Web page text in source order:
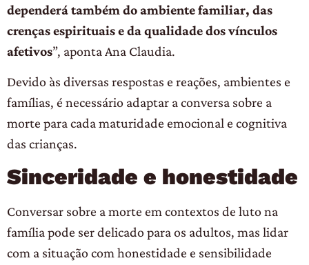
dependerá também do ambiente familiar, das
crenças espirituais e da qualidade dos vínculos
afetivos”, aponta Ana Claudia.
Devido às diversas respostas e reações, ambientes e
famílias, é necessário adaptar a conversa sobre a
morte para cada maturidade emocional e cognitiva
das crianças.
Sinceridade e honestidade
Conversar sobre a morte em contextos de luto na
família pode ser delicado para os adultos, mas lidar
com a situação com honestidade e sensibilidade